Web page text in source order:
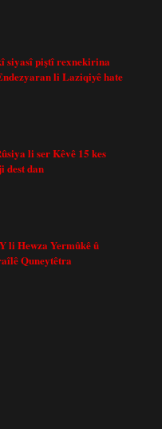
siyasî piştî rexnekirina
li Laziqiyê hate
li ser Kêvê 15 kes
dest dan
li Hewza Yermûkê û
Quneytêtra